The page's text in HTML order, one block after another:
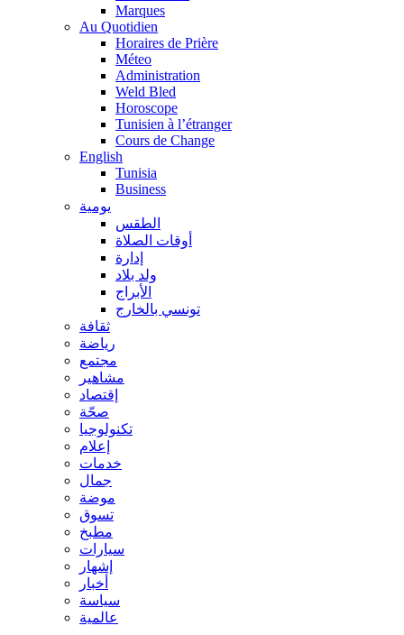
Marques
Au Quotidien
Horaires de Prière
Méteo
Administration
Weld Bled
Horoscope
Tunisien à l’étranger
Cours de Change
English
Tunisia
Business
يومية
الطقس
أوقات الصلاة
إدارة
ولد بلاد
الأبراج
تونسي بالخارج
ثقافة
رياضة
مجتمع
مشاهير
إقتصاد
صحّة
تكنولوجيا
إعلام
خدمات
جمال
موضة
تسوق
مطبخ
سيارات
إشهار
أخبار
سياسة
عالمية